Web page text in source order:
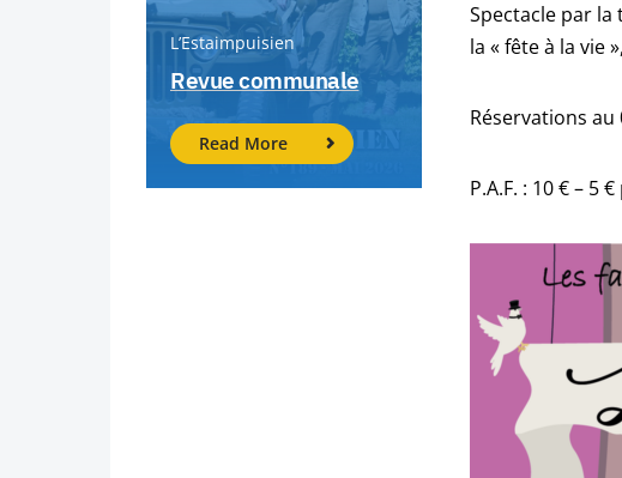
L’Estaimpuisien
Revue communale
Read More
Spectacle par la
la « fête à la vie
Réservations au
P.A.F. : 10 € – 5